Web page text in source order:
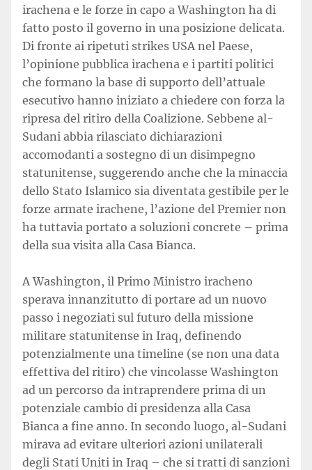
irachena e le forze in capo a Washington ha di
fatto posto il governo in una posizione delicata.
Di fronte ai ripetuti strikes USA nel Paese,
l’opinione pubblica irachena e i partiti politici
che formano la base di supporto dell’attuale
esecutivo hanno iniziato a chiedere con forza la
ripresa del ritiro della Coalizione. Sebbene al-
Sudani abbia rilasciato dichiarazioni
accomodanti a sostegno di un disimpegno
statunitense, suggerendo anche che la minaccia
dello Stato Islamico sia diventata gestibile per le
forze armate irachene, l’azione del Premier non
ha tuttavia portato a soluzioni concrete – prima
della sua visita alla Casa Bianca.
A Washington, il Primo Ministro iracheno
sperava innanzitutto di portare ad un nuovo
passo i negoziati sul futuro della missione
militare statunitense in Iraq, definendo
potenzialmente una timeline (se non una data
effettiva del ritiro) che vincolasse Washington
ad un percorso da intraprendere prima di un
potenziale cambio di presidenza alla Casa
Bianca a fine anno. In secondo luogo, al-Sudani
mirava ad evitare ulteriori azioni unilaterali
degli Stati Uniti in Iraq – che si tratti di sanzioni